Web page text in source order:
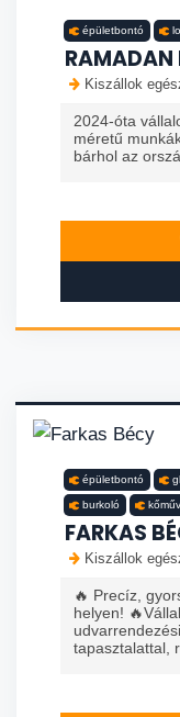
épületbontó
RAMADAN
Kiszállok
2024-óta
méretű
bárhol az
épületbontó
burkoló
FARKAS
Kiszállok
🔥 Precíz,
helyen!
tapasztalattal,